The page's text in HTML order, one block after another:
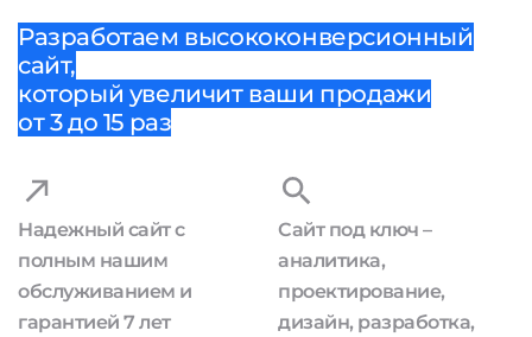
Разработаем высококонверсионный
сайт,
который увеличит ваши продажи
от 3 до 15 раз
Надежный сайт с
полным нашим
обслуживанием и
гарантией 7 лет
Сайт под ключ –
аналитика,
проектирование,
дизайн, разработка,